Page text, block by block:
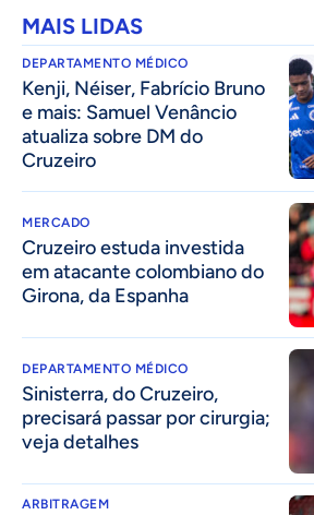
MAIS LIDAS
DEPARTAMENTO MÉDICO
Kenji, Néiser, Fabrício Bruno
e mais: Samuel Venâncio
atualiza sobre DM do
Cruzeiro
MERCADO
Cruzeiro estuda investida
em atacante colombiano do
Girona, da Espanha
DEPARTAMENTO MÉDICO
Sinisterra, do Cruzeiro,
precisará passar por cirurgia;
veja detalhes
ARBITRAGEM